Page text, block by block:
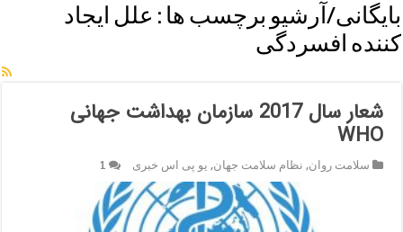
بایگانی/آرشیو برچسب ها : علل ایجاد
کننده افسردگی
شعار سال 2017 سازمان بهداشت جهانی
WHO
سلامت روان, نظام سلامت جهان, یو پی اس خبری 1